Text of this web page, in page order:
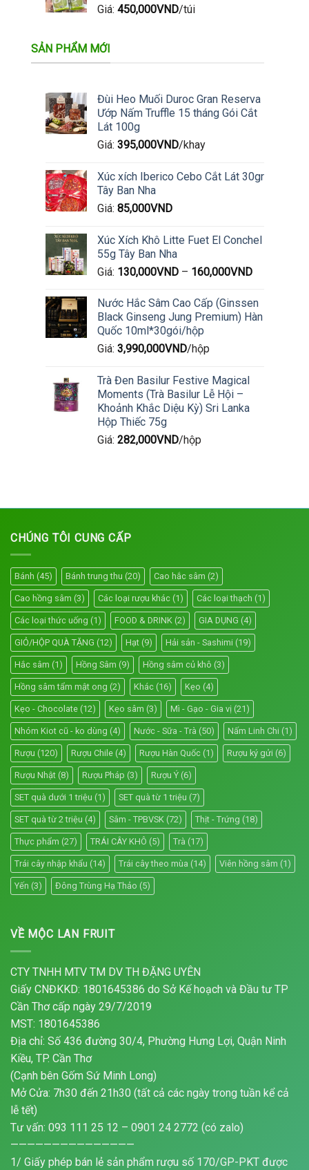
Giá: 450,000VND/túi
SẢN PHẨM MỚI
Đùi Heo Muối Duroc Gran Reserva
Ướp Nấm Truffle 15 tháng Gói Cắt
Lát 100g
Giá: 395,000VND/khay
Xúc xích Iberico Cebo Cắt Lát 30gr
Tây Ban Nha
Giá: 85,000VND
Xúc Xích Khô Litte Fuet El Conchel
55g Tây Ban Nha
Giá: 130,000VND– 160,000VND
Nước Hắc Sâm Cao Cấp (Ginssen
Black Ginseng Jung Premium) Hàn
Quốc 10ml*30gói/hộp
Giá: 3,990,000VND/hộp
Trà Đen Basilur Festive Magical
Moments (Trà Basilur Lễ Hội –
Khoảnh Khắc Diệu Kỳ) Sri Lanka
Hộp Thiếc 75g
Giá: 282,000VND/hộp
CHÚNG TÔI CUNG CẤP
Bánh (45) Bánh trung thu (20) Cao hắc sâm (2)
Cao hồng sâm (3) Các loại rượu khác (1) Các loại thạch (1)
Các loại thức uống (1) FOOD & DRINK (2) GIA DỤNG (4)
GIỎ/HỘP QUÀ TẶNG (12) Hạt (9) Hải sản - Sashimi (19)
Hắc sâm (1) Hồng Sâm (9) Hồng sâm củ khô (3)
Hồng sâm tẩm mật ong (2) Khác (16) Kẹo (4)
Kẹo - Chocolate (12) Kẹo sâm (3) Mì - Gạo - Gia vị (21)
Nhóm Kiot cũ - ko dùng (4) Nước - Sữa - Trà (50) Nấm Linh Chi (1)
Rượu (120) Rượu Chile (4) Rượu Hàn Quốc (1) Rượu ký gửi (6)
Rượu Nhật (8) Rượu Pháp (3) Rượu Ý (6)
SET quà dưới 1 triệu (1) SET quà từ 1 triệu (7)
SET quà từ 2 triệu (4) Sâm - TPBVSK (72) Thịt - Trứng (18)
Thực phẩm (27) TRÁI CÂY KHÔ (5) Trà (17)
Trái cây nhập khẩu (14) Trái cây theo mùa (14) Viên hồng sâm (1)
Yến (3) Đông Trùng Hạ Thảo (5)
VỀ MỘC LAN FRUIT
CTY TNHH MTV TM DV TH ĐẶNG UYÊN
Giấy CNĐKKD: 1801645386 do Sở Kế hoạch và Đầu tư TP
Cần Thơ cấp ngày 29/7/2019
MST: 1801645386
Địa chỉ: Số 436 đường 30/4, Phường Hưng Lợi, Quận Ninh
Kiều, TP. Cần Thơ
(Cạnh bên Gốm Sứ Minh Long)
Mở Cửa: 7h30 đến 21h30 (tất cả các ngày trong tuần kể cả
lễ tết)
Tư vấn: 093 111 25 12 – 0901 24 2772 (có zalo)
———————————————
1/ Giấy phép bán lẻ sản phẩm rượu số 170/GP-PKT được